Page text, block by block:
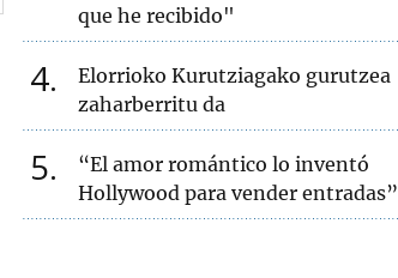
que he recibido"
4
Elorrioko Kurutziagako gurutzea
zaharberritu da
5
“El amor romántico lo inventó
Hollywood para vender entradas”